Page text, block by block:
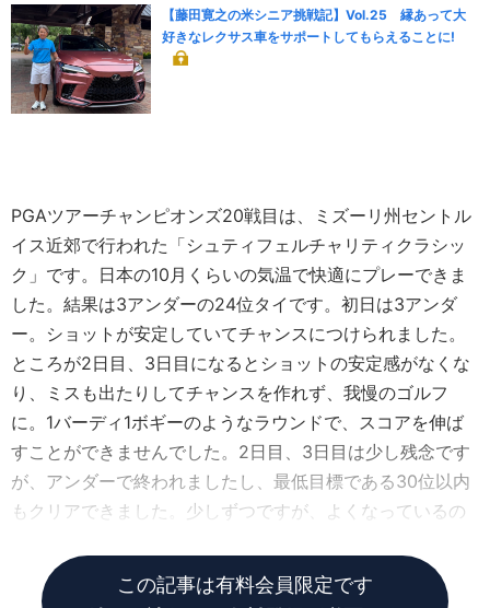
【藤田寛之の米シニア挑戦記】Vol.25 縁あって大
好きなレクサス車をサポートしてもらえることに!
PGAツアーチャンピオンズ20戦目は、ミズーリ州セントル
イス近郊で行われた「シュティフェルチャリティクラシッ
ク」です。日本の10月くらいの気温で快適にプレーできま
した。結果は3アンダーの24位タイです。初日は3アンダ
ー。ショットが安定していてチャンスにつけられました。
ところが2日目、3日目になるとショットの安定感がなくな
り、ミスも出たりしてチャンスを作れず、我慢のゴルフ
に。1バーディ1ボギーのようなラウンドで、スコアを伸ば
すことができませんでした。2日目、3日目は少し残念です
が、アンダーで終われましたし、最低目標である30位以内
もクリアできました。少しずつですが、よくなっているの
この記事は有料会員限定です